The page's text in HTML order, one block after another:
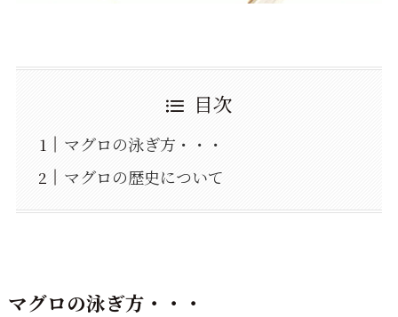
目次
マグロの泳ぎ方・・・
マグロの歴史について
マグロの泳ぎ方・・・